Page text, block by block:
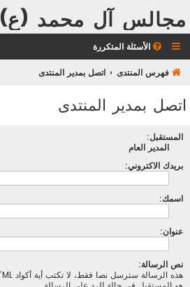
مجالس آل محمد (ع)
الأسئلة المتكررة
فهرس المنتدى اتصل بمدير المنتدى
اتصل بمدير المنتدى
المستقبل:
المدير العام
بريدك الاكتروني:
اسمك:
عنوان:
نص الرسالة: